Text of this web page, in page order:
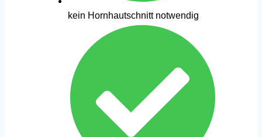
kein Hornhautschnitt notwendig